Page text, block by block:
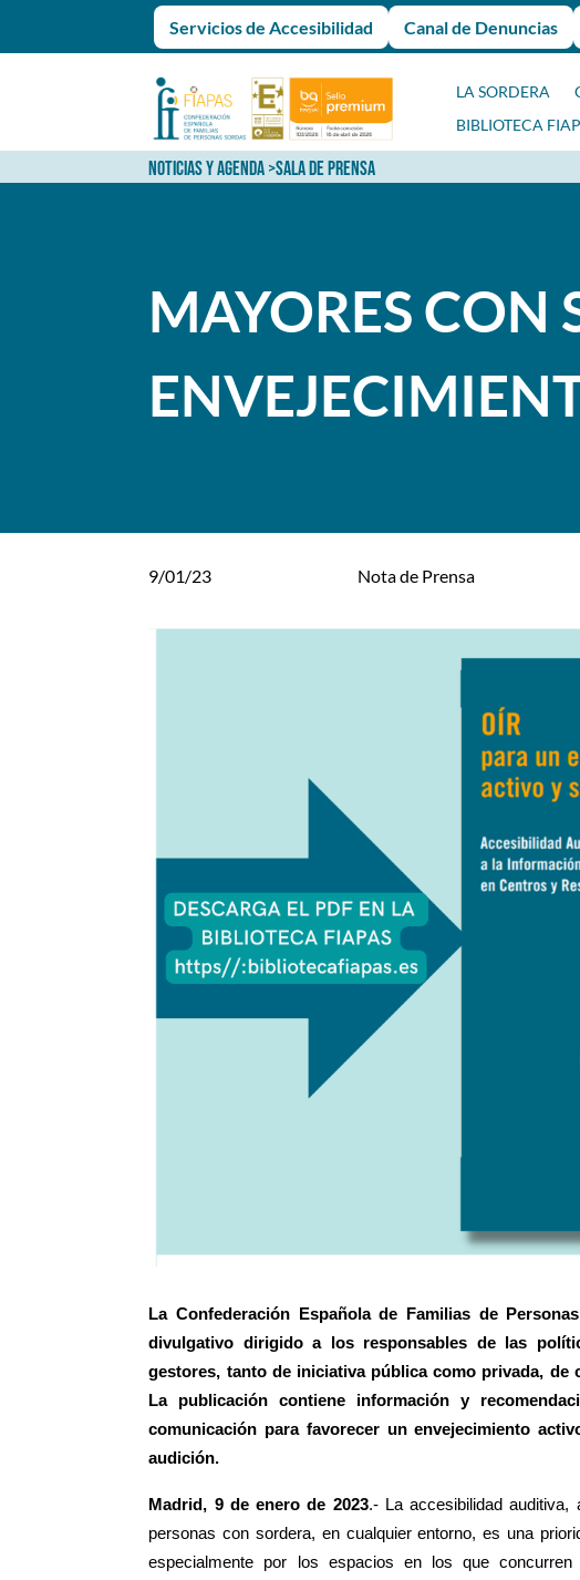
Servicios de Accesibilidad Canal de Denuncias
LA SORDERA
BIBLIOTECA
NOTICIAS Y AGENDA>SALA DE PRENSA
MAYORES CON
9/01/23 Nota de Prensa
La Confederación Española de Familias de
divulgativo dirigido a los responsables de las
gestores, tanto de iniciativa pública como privada, de
La publicación contiene información y
comunicación para favorecer un envejecimiento
audición.
Madrid, 9 de enero de 2023.- La accesibilidad
personas con sordera, en cualquier entorno, es una
especialmente por los espacios en los que concurren